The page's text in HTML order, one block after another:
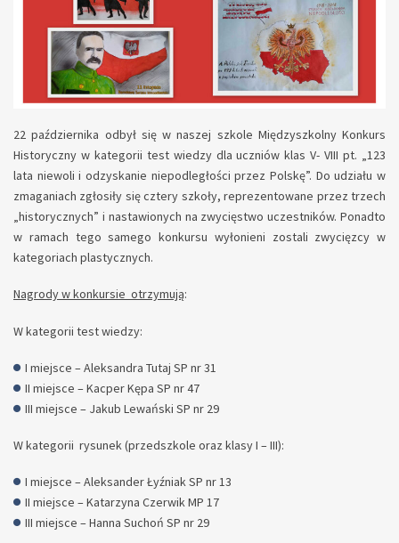
22 października odbył się w naszej szkole Międzyszkolny Konkurs
Historyczny w kategorii test wiedzy dla uczniów klas V- VIII pt. „123
lata niewoli i odzyskanie niepodległości przez Polskę”. Do udziału w
zmaganiach zgłosiły się cztery szkoły, reprezentowane przez trzech
„historycznych” i nastawionych na zwycięstwo uczestników. Ponadto
w ramach tego samego konkursu wyłonieni zostali zwycięzcy w
kategoriach plastycznych.
Nagrody w konkursie otrzymują:
W kategorii test wiedzy:
I miejsce – Aleksandra Tutaj SP nr 31
II miejsce – Kacper Kępa SP nr 47
III miejsce – Jakub Lewański SP nr 29
W kategorii rysunek (przedszkole oraz klasy I – III):
I miejsce – Aleksander Łyźniak SP nr 13
II miejsce – Katarzyna Czerwik MP 17
III miejsce – Hanna Suchoń SP nr 29